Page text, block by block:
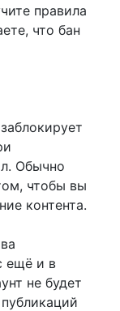
правила
что бан
Обычно
чтобы вы
контента.
ещё и в
не будет